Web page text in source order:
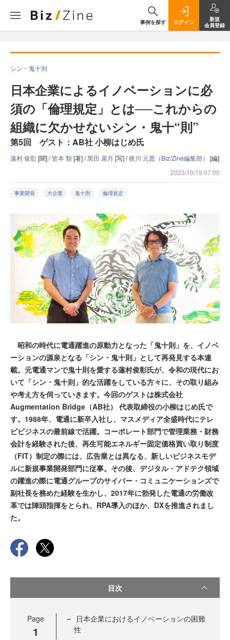
事例を探す ログイン
新規
会員登録
シン・鬼十則
日本企業によるイノベーションに必
須の「倫理規定」とは──これからの
組織に欠かせないシン・鬼十“則”
第5回 ゲスト：AB社 小柳はじめ氏
蓮村 俊彰[聞] /皆本 類[著] /黑田 菜月 [写] /梶川 元貴（Biz/Zine編集部） [編]
2023/10/19 07:00
事業開発 大企業 鬼十則 倫理規定
昭和の時代に電通躍進の原動力となった「鬼十則」を、イノベ
ーションの源泉となる「シン・鬼十則」として再発見する本連
載。元電通マンで鬼十則を愛する蓮村俊彰氏が、令和の現代にお
いて「シン・鬼十則」的な活躍をしている方々に、その取り組み
や考え方を伺っていきます。今回のゲストは株式会社
Augmentation Bridge（AB社） 代表取締役の小柳はじめ氏で
す。1988年、電通に新卒入社し、マスメディア全盛時代にテレ
ビビジネスの最前線で活躍。コーポレート部門で管理業務・財務
会計を経験された後、再生可能エネルギー固定価格買い取り制度
（FIT）制定の際には、広告業とは異なる、新しいビジネスモデ
ルに新規事業開発部門に従事。その後、デジタル・アドテク領域
の躍進の際に電通グループのサイバー・コミュニケーションズで
副社長を務めた経験を生かし、2017年に勃発した電通の労働改
革では陣頭指揮をとられ、RPA導入のほか、DXを推進されまし
た。
目次
Page
1
日本企業におけるイノベーションの困難
性